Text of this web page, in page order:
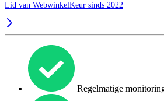
Lid van WebwinkelKeur sinds 2022
Regelmatige